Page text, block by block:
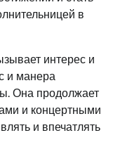
в
интерес и
и манера
Она продолжает
и концертными
и впечатлять